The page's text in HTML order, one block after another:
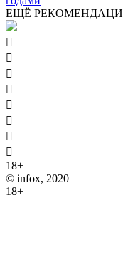
ЕЩЁ








18+
© infox, 2020
18+